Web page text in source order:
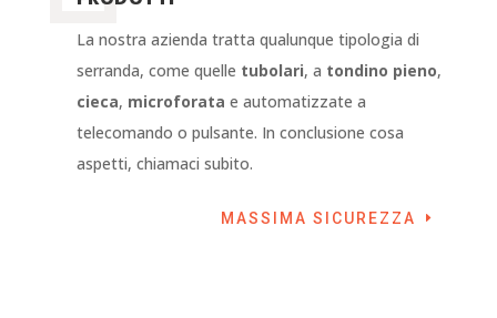
La nostra azienda tratta qualunque tipologia di
serranda, come quelle tubolari, a tondino pieno,
cieca, microforata e automatizzate a
telecomando o pulsante. In conclusione cosa
aspetti, chiamaci subito.
MASSIMA SICUREZZA